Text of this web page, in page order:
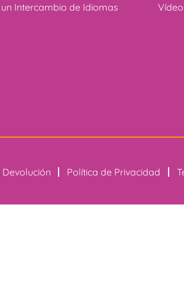
Intercambio de Idiomas
Política de Privacidad